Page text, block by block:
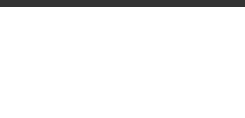
Contact par formulaire